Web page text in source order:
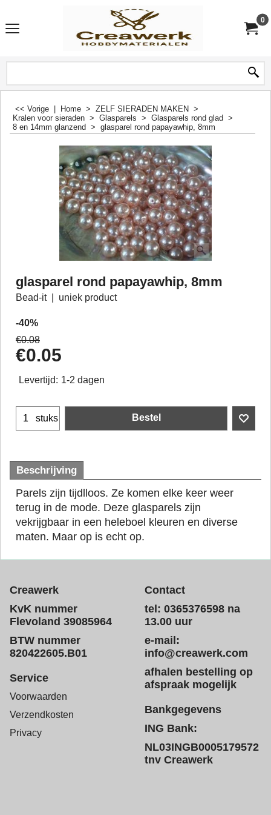
0
<< Vorige Home > ZELF SIERADEN MAKEN >
Kralen voor sieraden > Glasparels > Glasparels rond glad >
8 en 14mm glanzend > glasparel rond papayawhip, 8mm
glasparel rond papayawhip, 8mm
Bead-it uniek product
-40%
€0.08
€0.05
Levertijd: 1-2 dagen
stuks Bestel
Beschrijving
Parels zijn tijdlloos. Ze komen elke keer weer
terug in de mode. Deze glasparels zijn
vekrijgbaar in een heleboel kleuren en diverse
maten. Maar op is echt op.
Creawerk
KvK nummer
Flevoland 39085964
BTW nummer
820422605.B01
Contact
tel: 0365376598 na
13.00 uur
e-mail:
info@creawerk.com
afhalen bestelling op
afspraak mogelijk
Service
Voorwaarden
Verzendkosten
Privacy
Bankgegevens
ING Bank:
NL03INGB0005179572
tnv Creawerk